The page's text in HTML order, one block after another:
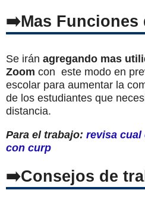
Mas Funciones
Se irán agregando mas
Zoom con este modo en
escolar para aumentar la
de los estudiantes que
distancia.
Para el trabajo: revisa cual
con curp
Consejos de